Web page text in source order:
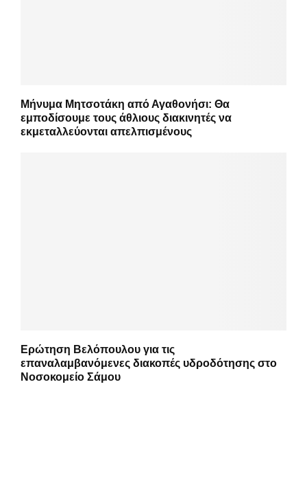
Μήνυμα Μητσοτάκη από Αγαθονήσι: Θα
εμποδίσουμε τους άθλιους διακινητές να
εκμεταλλεύονται απελπισμένους
Ερώτηση Βελόπουλου για τις
επαναλαμβανόμενες διακοπές υδροδότησης στο
Νοσοκομείο Σάμου